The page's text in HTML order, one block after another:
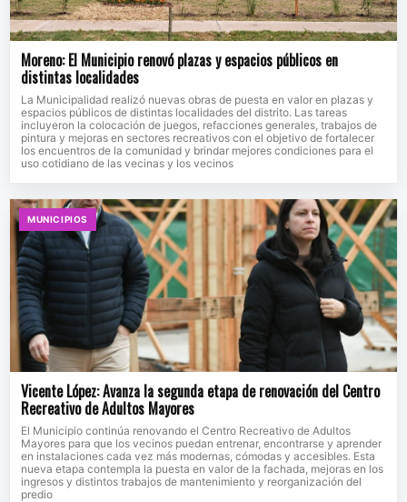
Moreno: El Municipio renovó plazas y espacios públicos en
distintas localidades
La Municipalidad realizó nuevas obras de puesta en valor en plazas y
espacios públicos de distintas localidades del distrito. Las tareas
incluyeron la colocación de juegos, refacciones generales, trabajos de
pintura y mejoras en sectores recreativos con el objetivo de fortalecer
los encuentros de la comunidad y brindar mejores condiciones para el
uso cotidiano de las vecinas y los vecinos
MUNICIPIOS
Vicente López: Avanza la segunda etapa de renovación del Centro
Recreativo de Adultos Mayores
El Municipio continúa renovando el Centro Recreativo de Adultos
Mayores para que los vecinos puedan entrenar, encontrarse y aprender
en instalaciones cada vez más modernas, cómodas y accesibles. Esta
nueva etapa contempla la puesta en valor de la fachada, mejoras en los
ingresos y distintos trabajos de mantenimiento y reorganización del
predio